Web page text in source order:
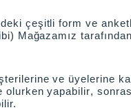
çeşitli form ve
Mağazamız
ve üyelerine
yapabilir,